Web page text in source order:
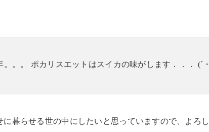
。。 ポカリスエットはスイカの味がします．．． (´・
暮らせる世の中にしたいと思っていますので、よろし